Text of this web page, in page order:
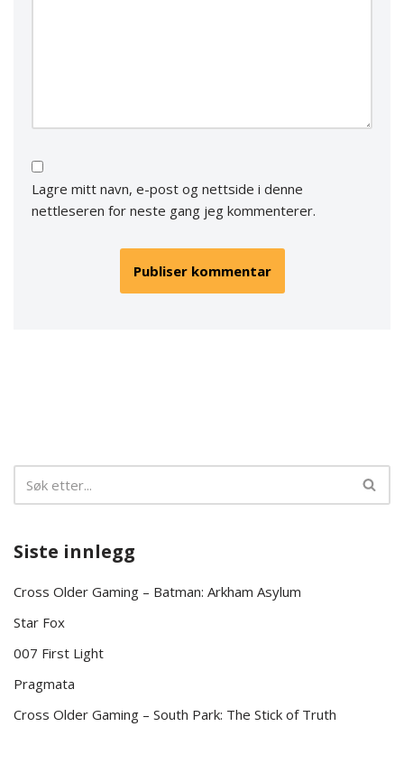
Lagre mitt navn, e-post og nettside i denne
nettleseren for neste gang jeg kommenterer.
Siste innlegg
Cross Older Gaming – Batman: Arkham Asylum
Star Fox
007 First Light
Pragmata
Cross Older Gaming – South Park: The Stick of Truth